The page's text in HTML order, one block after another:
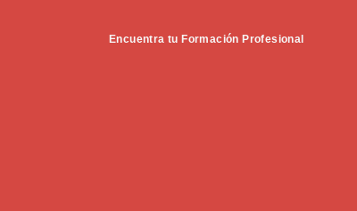
Encuentra tu Formación Profesional